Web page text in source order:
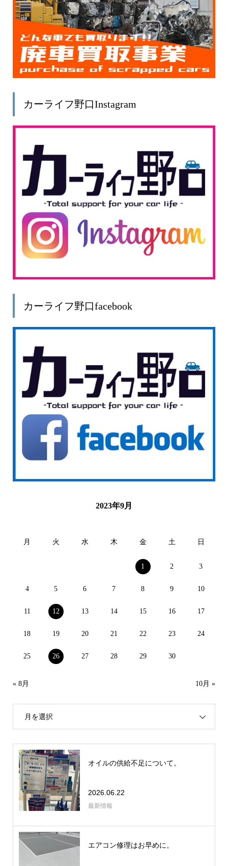
カーライフ野口Instagram
カーライフ野口facebook
2023年9月
月 火 水 木 金 土 日
1 2 3
4 5 6 7 8 9 10
11 12 13 14 15 16 17
18 19 20 21 22 23 24
25 26 27 28 29 30
« 8月 10月 »
月を選択
オイルの供給不足について。
2026.06.22
最新情報
エアコン修理はお早めに。